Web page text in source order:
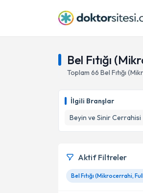
Bel Fıtığı
Toplam 66 Bel Fıtığı
İlgili Branşlar
Beyin ve Sinir Cerrahisi
Aktif Filtreler